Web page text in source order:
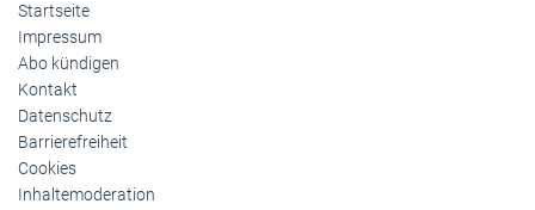
Startseite
Impressum
Abo kündigen
Kontakt
Datenschutz
Barrierefreiheit
Cookies
Inhaltemoderation